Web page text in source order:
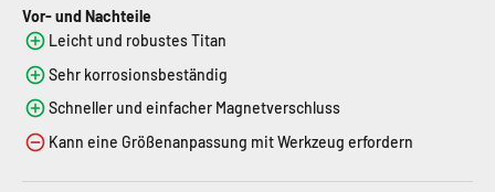
Vor- und Nachteile
Leicht und robustes Titan
Sehr korrosionsbeständig
Schneller und einfacher Magnetverschluss
Kann eine Größenanpassung mit Werkzeug erfordern